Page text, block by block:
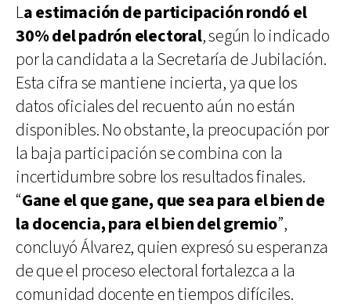
La estimación de participación rondó el
30% del padrón electoral, según lo indicado
por la candidata a la Secretaría de Jubilación.
Esta cifra se mantiene incierta, ya que los
datos oficiales del recuento aún no están
disponibles. No obstante, la preocupación por
la baja participación se combina con la
incertidumbre sobre los resultados finales.
“Gane el que gane, que sea para el bien de
la docencia, para el bien del gremio”,
concluyó Álvarez, quien expresó su esperanza
de que el proceso electoral fortalezca a la
comunidad docente en tiempos difíciles.